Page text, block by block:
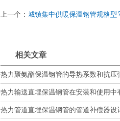
上一个： 城镇集中供暖保温钢管规格型
相关文章
热力聚氨酯保温钢管的导热系数和抗压
热力输送直埋保温钢管在安装和使用中
热力管道直埋保温钢管的管道补偿器设